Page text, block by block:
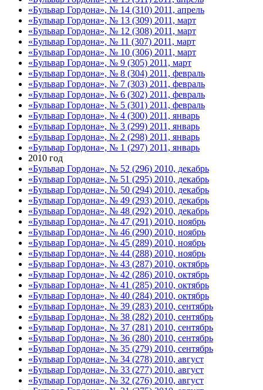
«Бульвар Гордона», № 14 (310) 2011, апрель
«Бульвар Гордона», № 13 (309) 2011, март
«Бульвар Гордона», № 12 (308) 2011, март
«Бульвар Гордона», № 11 (307) 2011, март
«Бульвар Гордона», № 10 (306) 2011, март
«Бульвар Гордона», № 9 (305) 2011, март
«Бульвар Гордона», № 8 (304) 2011, февраль
«Бульвар Гордона», № 7 (303) 2011, февраль
«Бульвар Гордона», № 6 (302) 2011, февраль
«Бульвар Гордона», № 5 (301) 2011, февраль
«Бульвар Гордона», № 4 (300) 2011, январь
«Бульвар Гордона», № 3 (299) 2011, январь
«Бульвар Гордона», № 2 (298) 2011, январь
«Бульвар Гордона», № 1 (297) 2011, январь
2010 год
«Бульвар Гордона», № 52 (296) 2010, декабрь
«Бульвар Гордона», № 51 (295) 2010, декабрь
«Бульвар Гордона», № 50 (294) 2010, декабрь
«Бульвар Гордона», № 49 (293) 2010, декабрь
«Бульвар Гордона», № 48 (292) 2010, декабрь
«Бульвар Гордона», № 47 (291) 2010, ноябрь
«Бульвар Гордона», № 46 (290) 2010, ноябрь
«Бульвар Гордона», № 45 (289) 2010, ноябрь
«Бульвар Гордона», № 44 (288) 2010, ноябрь
«Бульвар Гордона», № 43 (287) 2010, октябрь
«Бульвар Гордона», № 42 (286) 2010, октябрь
«Бульвар Гордона», № 41 (285) 2010, октябрь
«Бульвар Гордона», № 40 (284) 2010, октябрь
«Бульвар Гордона», № 39 (283) 2010, сентябрь
«Бульвар Гордона», № 38 (282) 2010, сентябрь
«Бульвар Гордона», № 37 (281) 2010, сентябрь
«Бульвар Гордона», № 36 (280) 2010, сентябрь
«Бульвар Гордона», № 35 (279) 2010, сентябрь
«Бульвар Гордона», № 34 (278) 2010, август
«Бульвар Гордона», № 33 (277) 2010, август
«Бульвар Гордона», № 32 (276) 2010, август